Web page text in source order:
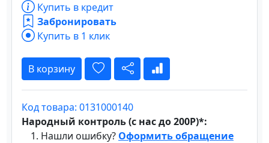
Купить в кредит
Забронировать
Купить в 1 клик
В корзину
Код товара: 0131000140
Народный контроль (с нас до 200Р)*:
Нашли ошибку? Оформить обращение